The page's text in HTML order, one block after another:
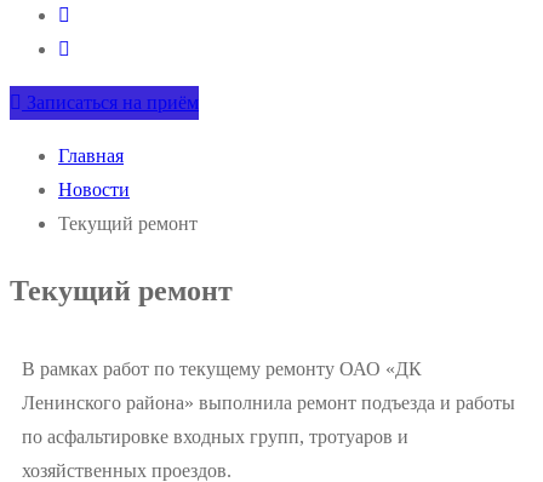
Записаться на приём
Главная
Новости
Текущий ремонт
Текущий ремонт
В рамках работ по текущему ремонту ОАО «ДК
Ленинского района» выполнила ремонт подъезда и работы
по асфальтировке входных групп, тротуаров и
хозяйственных проездов.